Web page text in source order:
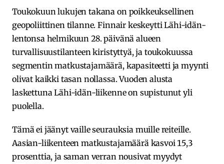
Toukokuun lukujen takana on poikkeuksellinen
geopoliittinen tilanne. Finnair keskeytti Lähi-idän-
lentonsa helmikuun 28. päivänä alueen
turvallisuustilanteen kiristyttyä, ja toukokuussa
segmentin matkustajamäärä, kapasiteetti ja myynti
olivat kaikki tasan nollassa. Vuoden alusta
laskettuna Lähi-idän-liikenne on supistunut yli
puolella.
Tämä ei jäänyt vaille seurauksia muille reiteille.
Aasian-liikenteen matkustajamäärä kasvoi 15,3
prosenttia, ja saman verran nousivat myydyt